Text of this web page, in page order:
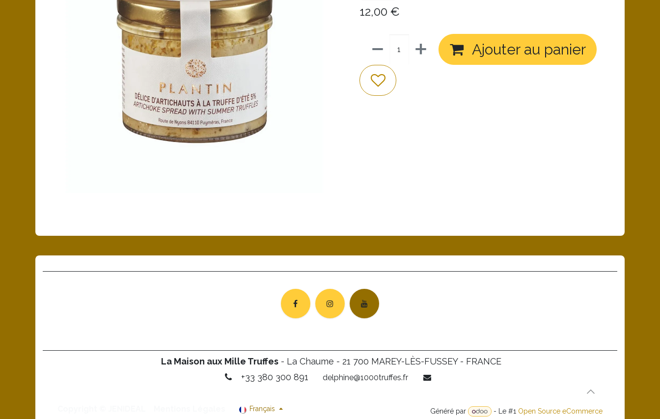
12,00 €
Ajouter au panier
La Maison aux Mille Truffes- La Chaume - 21 700 MAREY-LÈS-FUSSEY - FRANCE
+33 380 300 891
delphine@1000truffes.fr
Français Généré par - Le #1 Open Source eCommerce